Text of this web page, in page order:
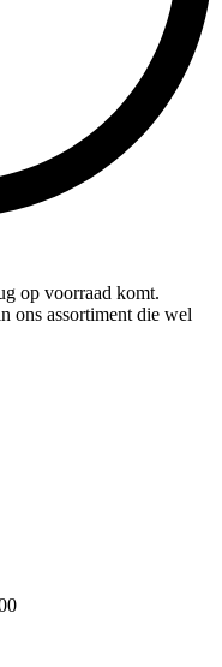
op voorraad komt.
ons assortiment die wel